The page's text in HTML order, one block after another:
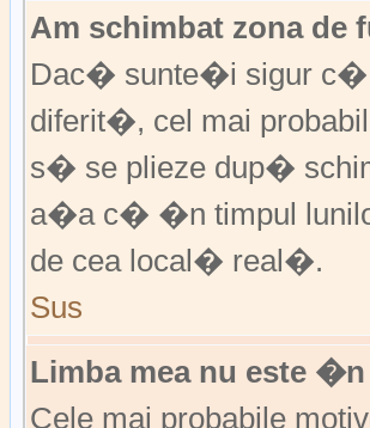
Am schimbat zona
Dac� sunte�i sigur c�
diferit�, cel mai
s� se plieze dup�
a�a c� �n timpul
de cea local� real�.
Sus
Limba mea nu este
Cele mai probabile